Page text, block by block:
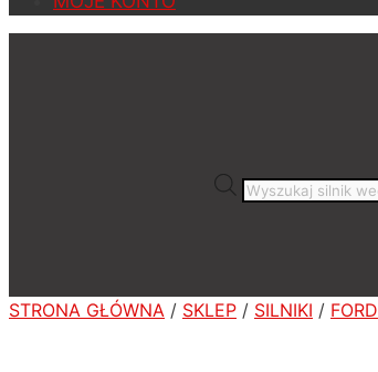
Wyszukiwarka
STRONA GŁÓWNA / SKLEP / SILNIKI / FORD